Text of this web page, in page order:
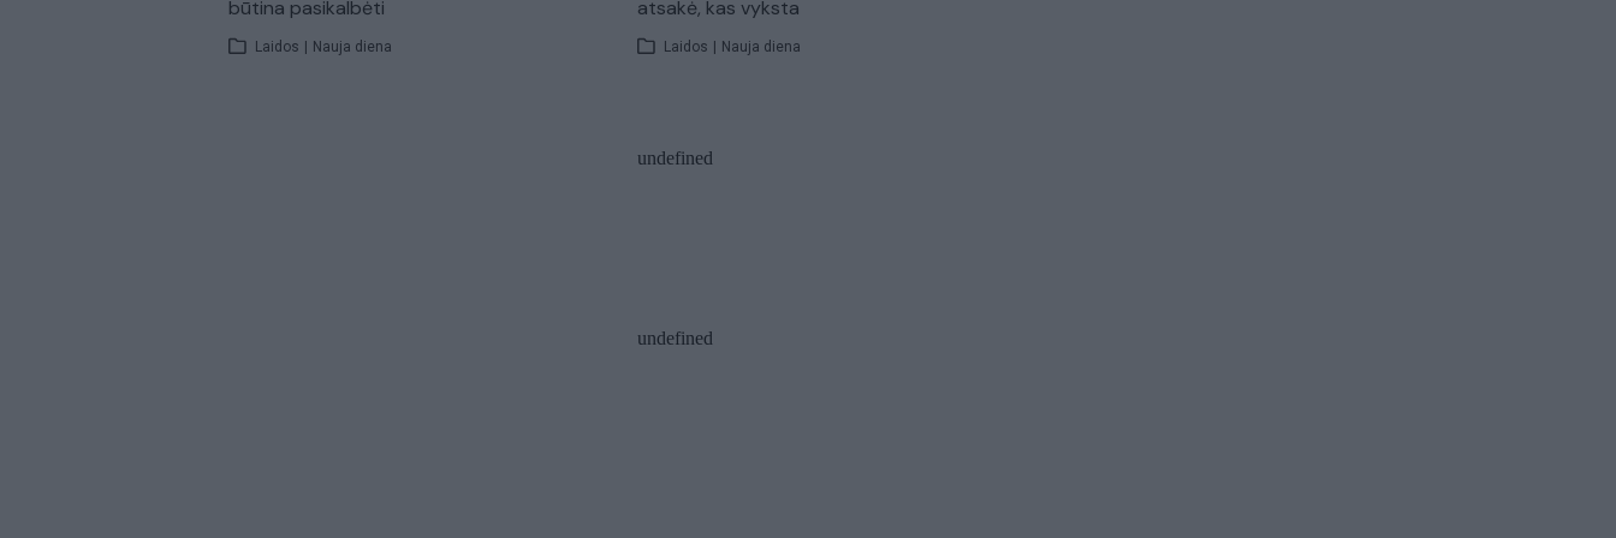
būtina pasikalbėti
Laidos | Nauja diena
atsakė, kas vyksta
Laidos | Nauja diena